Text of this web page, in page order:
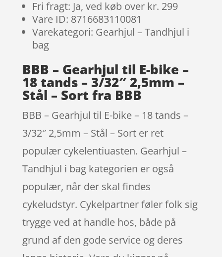
Fri fragt: Ja, ved køb over kr. 299
Vare ID: 8716683110081
Varekategori: Gearhjul – Tandhjul i
bag
BBB – Gearhjul til E-bike –
18 tands – 3/32″ 2,5mm –
Stål – Sort fra BBB
BBB – Gearhjul til E-bike – 18 tands –
3/32″ 2,5mm – Stål – Sort er ret
populær cykelentiuasten. Gearhjul –
Tandhjul i bag kategorien er også
populær, når der skal findes
cykeludstyr. Cykelpartner føler folk sig
trygge ved at handle hos, både på
grund af den gode service og deres